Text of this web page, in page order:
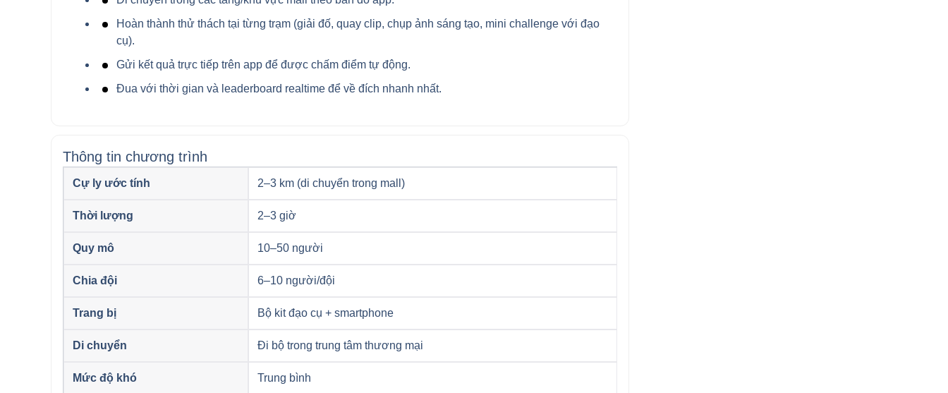
Hoàn thành thử thách tại từng trạm (giải đố, quay clip, chụp ảnh sáng tạo, mini challenge với đạo
cụ).
Gửi kết quả trực tiếp trên app để được chấm điểm tự động.
Đua với thời gian và leaderboard realtime để về đích nhanh nhất.
Thông tin chương trình
Cự ly ước tính 2–3 km (di chuyển trong mall)
Thời lượng 2–3 giờ
Quy mô 10–50 người
Chia đội 6–10 người/đội
Trang bị Bộ kit đạo cụ + smartphone
Di chuyển Đi bộ trong trung tâm thương mại
Mức độ khó Trung bình